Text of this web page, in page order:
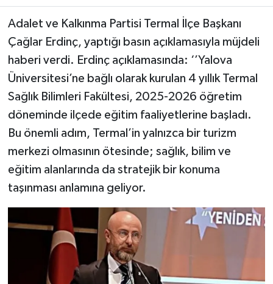
Adalet ve Kalkınma Partisi Termal İlçe Başkanı
Çağlar Erdinç, yaptığı basın açıklamasıyla müjdeli
haberi verdi. Erdinç açıklamasında: ‘’Yalova
Üniversitesi’ne bağlı olarak kurulan 4 yıllık Termal
Sağlık Bilimleri Fakültesi, 2025-2026 öğretim
döneminde ilçede eğitim faaliyetlerine başladı.
Bu önemli adım, Termal’in yalnızca bir turizm
merkezi olmasının ötesinde; sağlık, bilim ve
eğitim alanlarında da stratejik bir konuma
taşınması anlamına geliyor.